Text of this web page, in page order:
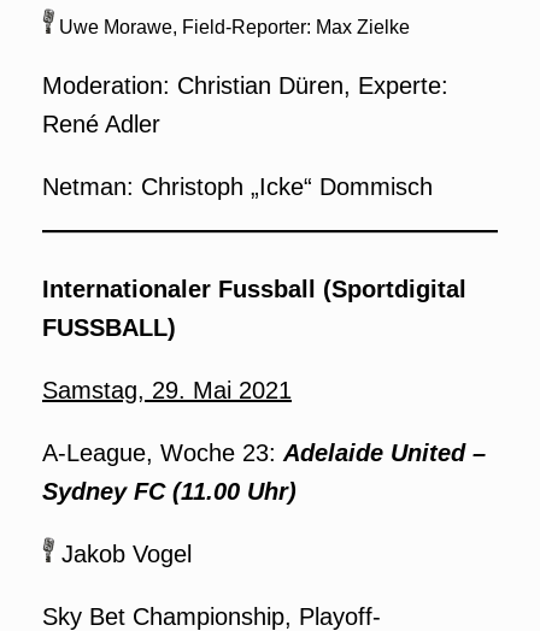
Uwe Morawe, Field-Reporter: Max Zielke
Moderation: Christian Düren, Experte:
René Adler
Netman: Christoph „Icke“ Dommisch
Internationaler Fussball (Sportdigital
FUSSBALL)
Samstag, 29. Mai 2021
A-League, Woche 23: Adelaide United –
Sydney FC (11.00 Uhr)
Jakob Vogel
Sky Bet Championship, Playoff-